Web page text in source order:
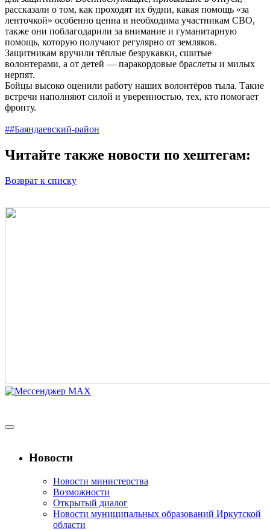
рассказали о том, как проходят их будни, какая помощь «за
ленточкой» особенно ценна и необходима участникам СВО,
также они поблагодарили за внимание и гуманитарную
помощь, которую получают регулярно от земляков.
Защитникам вручили тёплые безрукавки, сшитые
волонтерами, а от детей — паракордовые браслеты и милых
нерпят.
Бойцы высоко оценили работу наших волонтёров тыла. Такие
встречи наполняют силой и уверенностью, тех, кто помогает
фронту.
##Баяндаевский-район
Читайте также новости по хештегам:
Возврат к списку
Новости
Новости министерства
Возможности
Открытый диалог
Новости муниципальных образований Иркутской
области